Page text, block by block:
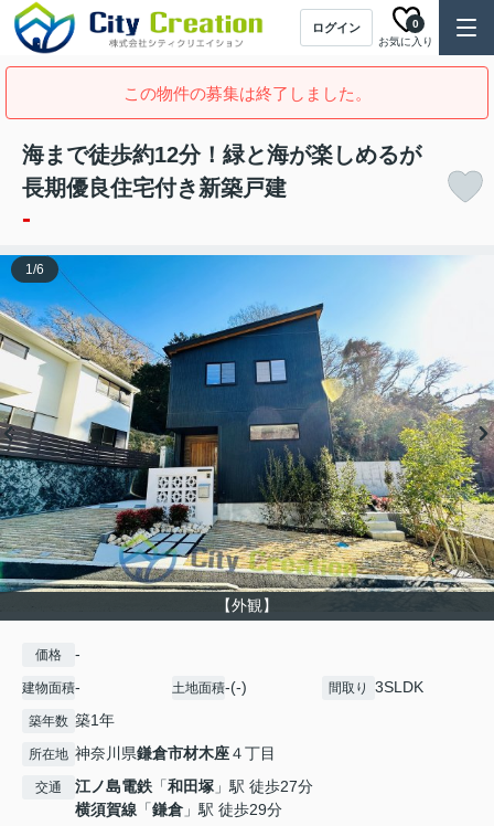
ログイン
お気に入り
0
この物件の募集は終了しました。
海まで徒歩約12分！緑と海が楽しめるが
長期優良住宅付き新築戸建
-
【外観】
1/6
価格 -
建物面積- 土地面積-(-) 間取り 3SLDK
築年数 築1年
所在地 神奈川県鎌倉市材木座４丁目
交通 江ノ島電鉄 「和田塚 」駅 徒歩27分
横須賀線 「鎌倉 」駅 徒歩29分